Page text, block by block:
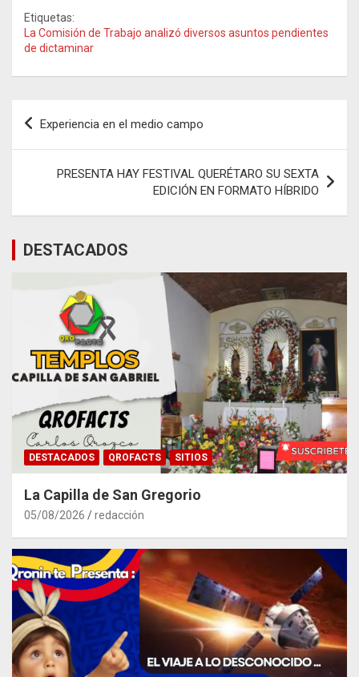
Etiquetas:
La Comisión de Trabajo analizó diversos asuntos pendientes
de dictaminar
Navegación
entradas
Experiencia en el medio campo
PRESENTA HAY FESTIVAL QUERÉTARO SU SEXTA
EDICIÓN EN FORMATO HÍBRIDO
DESTACADOS
DESTACADOS QROFACTS SITIOS
La Capilla de San Gregorio
05/08/2026 redacción